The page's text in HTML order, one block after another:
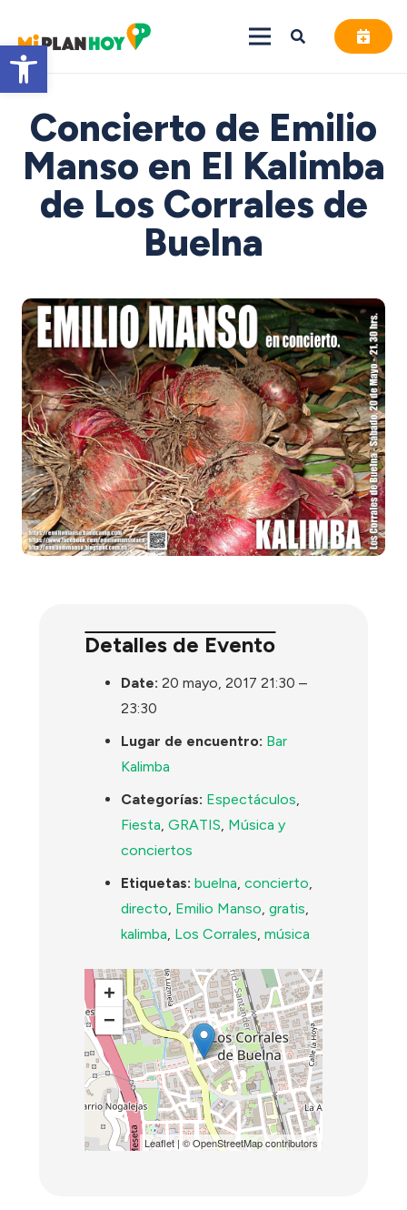
Abrir barra de herramientas
Concierto de Emilio
Manso en El Kalimba
de Los Corrales de
Buelna
Detalles de Evento
Date: 20 mayo, 2017 21:30 –
23:30
Lugar de encuentro: Bar
Kalimba
Categorías: Espectáculos,
Fiesta,GRATIS, Música y
conciertos
Etiquetas: buelna,concierto,
directo, Emilio Manso,gratis,
kalimba, Los Corrales,música
+
−
Leaflet| ©OpenStreetMapcontributors